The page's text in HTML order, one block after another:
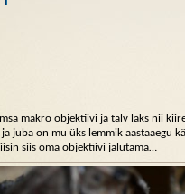
makro objektiivi ja talv läks nii
juba on mu üks lemmik aastaaegu
siis oma objektiivi jalutama…